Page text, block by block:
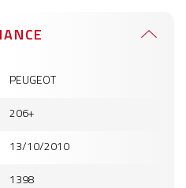
PEUGEOT
206+
13/10/2010
1398